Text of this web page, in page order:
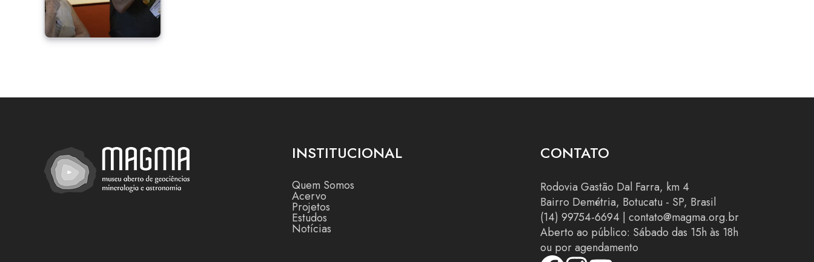
INSTITUCIONAL
Quem Somos
Acervo
Projetos
Estudos
Notícias
CONTATO
Rodovia Gastão Dal Farra, km 4
Bairro Demétria, Botucatu - SP, Brasil
(14) 99754-6694 | contato@magma.org.br
Aberto ao público: Sábado das 15h às 18h
ou por agendamento